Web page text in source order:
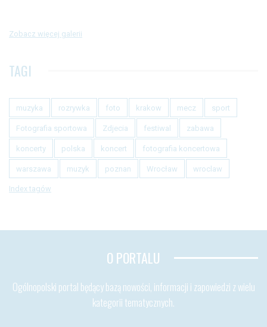
Zobacz więcej galerii
TAGI
muzyka rozrywka foto krakow mecz sport
Fotografia sportowa Zdjecia festiwal zabawa
koncerty polska koncert fotografia koncertowa
warszawa muzyk poznan Wrocław wroclaw
Index tagów
O PORTALU
Ogólnopolski portal będący bazą nowości, informacji i zapowiedzi z wielu
kategorii tematycznych.